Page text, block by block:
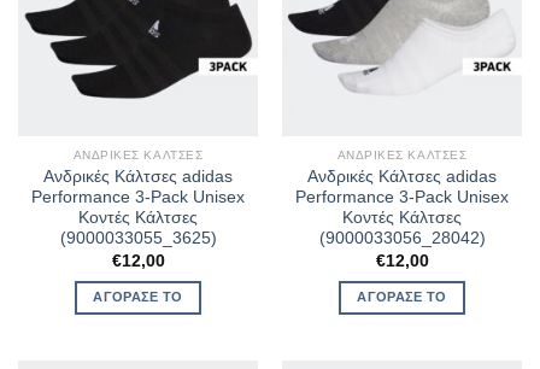
ΑΝΔΡΙΚΈΣ ΚΆΛΤΣΕΣ
Ανδρικές Κάλτσες adidas
Performance 3-Pack Unisex
Κοντές Κάλτσες
(9000033055_3625)
€12,00
ΑΓΌΡΑΣΈ ΤΟ
ΑΝΔΡΙΚΈΣ ΚΆΛΤΣΕΣ
Ανδρικές Κάλτσες adidas
Performance 3-Pack Unisex
Κοντές Κάλτσες
(9000033056_28042)
€12,00
ΑΓΌΡΑΣΈ ΤΟ